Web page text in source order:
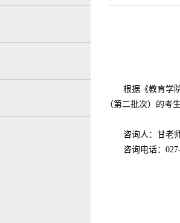
根据《教育学
（第二批次）的考
咨询人：甘老
咨询电话：